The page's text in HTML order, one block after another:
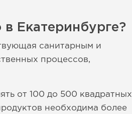
Екатеринбурге?
санитарным и
процессов,
от 100 до 500 квадратных
необходима более